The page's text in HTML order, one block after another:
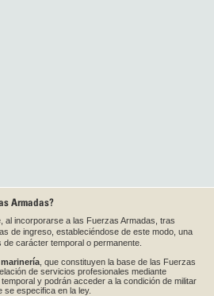
Armadas?
al incorporarse a las Fuerzas Armadas, tras
de ingreso, estableciéndose de este modo, una
carácter temporal o permanente.
, que constituyen la base de las Fuerzas
de servicios profesionales mediante
y podrán acceder a la condición de militar
se especifica en la ley.